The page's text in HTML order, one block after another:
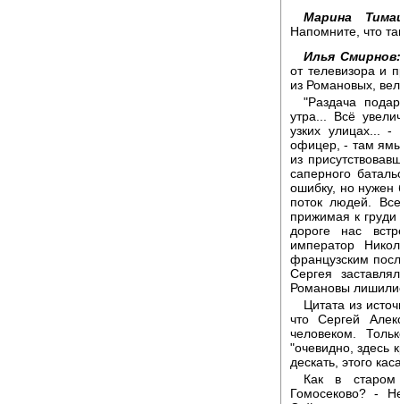
Марина
Напомните, что
Илья Смирнов:
от телевизора и
из Романовых,
"Раздача
утра... Всё
узких улицах...
офицер, - там
из
саперного
ошибку, но нужен
поток людей.
прижимая к
дороге нас
император
французским
Сергея
Романовы
Цитата из
что Сергей
человеком.
"очевидно, здесь
дескать, этого
Как в старом
Гомосеково? -